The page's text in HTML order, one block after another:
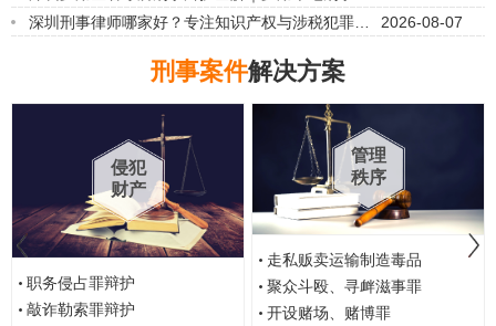
师实战攻略，家属救人必看
2026-08-07
深圳刑事律师哪家好？专注知识产权与涉税犯罪辩
刑事案件解决方案
侵犯
财产
职务侵占罪辩护
敲诈勒索罪辩护
管理
秩序
走私贩卖运输制造毒品
聚众斗殴、寻衅滋事罪
开设赌场、赌博罪